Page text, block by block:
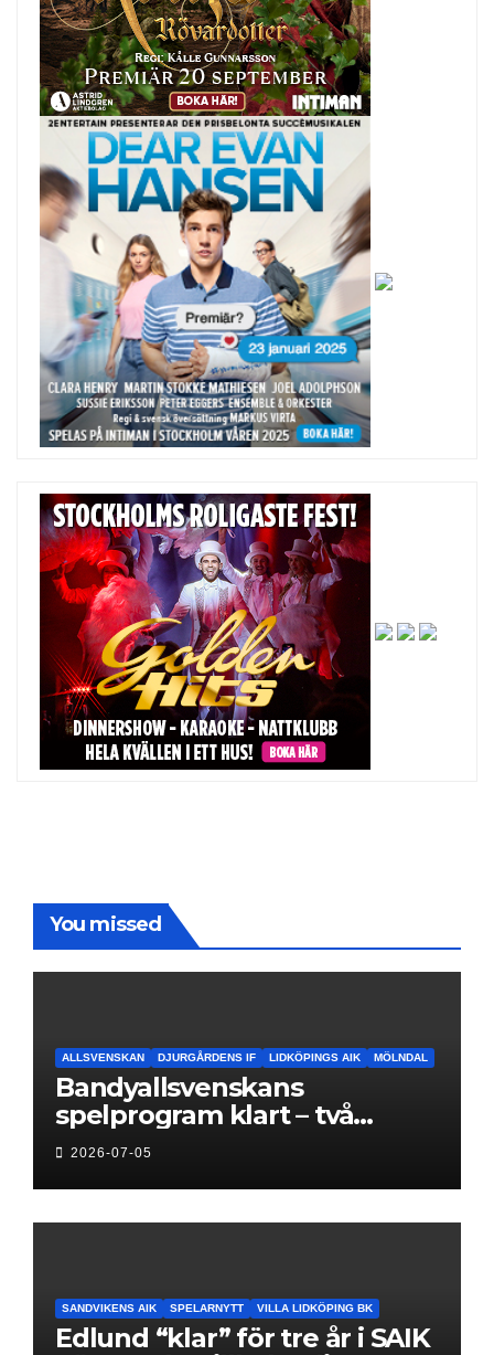
You missed
ALLSVENSKAN DJURGÅRDENS IF LIDKÖPINGS AIK MÖLNDAL
Bandyallsvenskans
spelprogram klart – två
föreningar jagar sin
2026-07-05
SANDVIKENS AIK SPELARNYTT VILLA LIDKÖPING BK
Edlund “klar” för tre år i SAIK